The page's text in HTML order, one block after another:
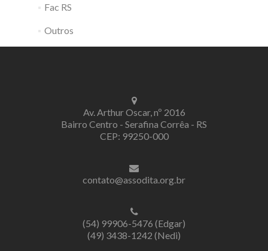
Fac RS
Outros
Av. Arthur Oscar, nº 2016
Bairro Centro - Serafina Corrêa - RS
CEP: 99250-000
contato@assodita.org.br
(54) 99906-5476 (Edgar)
(49) 3438-1242 (Nedi)